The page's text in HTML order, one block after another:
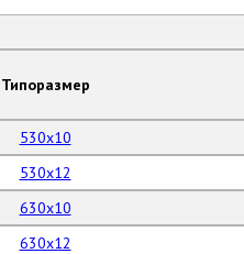
Типоразмер
530х10
530х12
630х10
630х12